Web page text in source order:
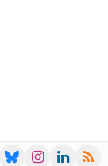
BlueskyInstagramLinkedIn
RSS